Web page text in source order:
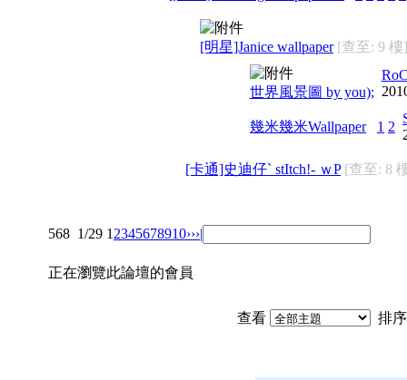
[明星]Janice wallpaper [查至: 9 樓]
世界風景圖 by you);
幾米幾米Wallpaper 1 2
[卡通]史迪仔` stItch!- ｗP [查至: 8
568 1/29 1 2345678910›››|
正在瀏覽此論壇的會員
查看 排